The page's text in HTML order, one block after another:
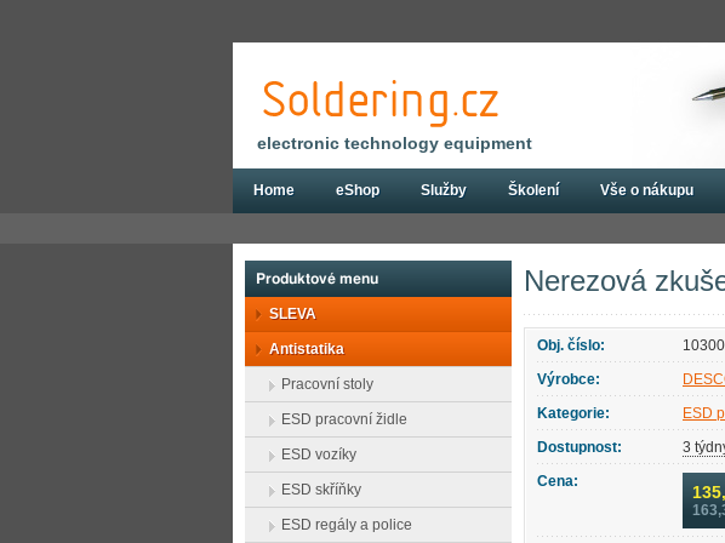
Nerezová
Obj. číslo:
Výrobce:
Kategorie:
ESD
Dostupnost:
3
Cena:
Produktové menu
SLEVA
Antistatika
Pracovní stoly
ESD pracovní židle
ESD vozíky
ESD skříňky
ESD regály a police
electronic technology equipment
Home eShop Služby Školení Vše o nákupu